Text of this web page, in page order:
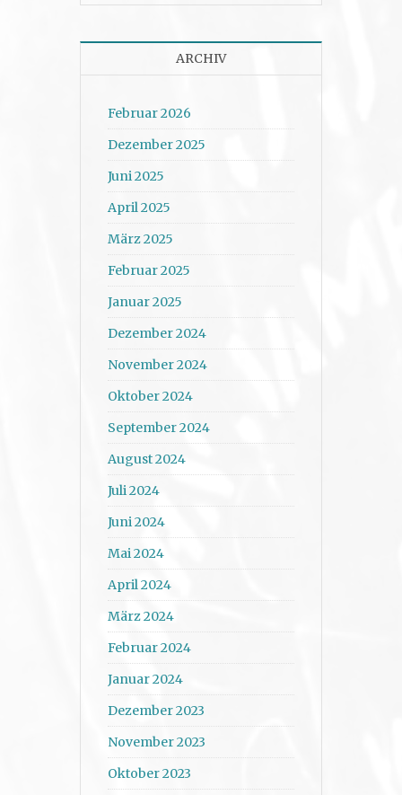
ARCHIV
Februar 2026
Dezember 2025
Juni 2025
April 2025
März 2025
Februar 2025
Januar 2025
Dezember 2024
November 2024
Oktober 2024
September 2024
August 2024
Juli 2024
Juni 2024
Mai 2024
April 2024
März 2024
Februar 2024
Januar 2024
Dezember 2023
November 2023
Oktober 2023